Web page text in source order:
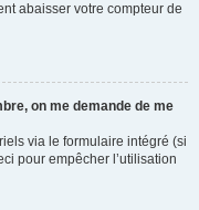
abaisser votre compteur de
on me demande de me
via le formulaire intégré (si
pour empêcher l’utilisation